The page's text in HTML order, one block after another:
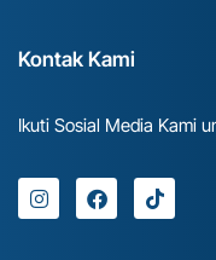
Kontak Kami
Ikuti Sosial Media Kami